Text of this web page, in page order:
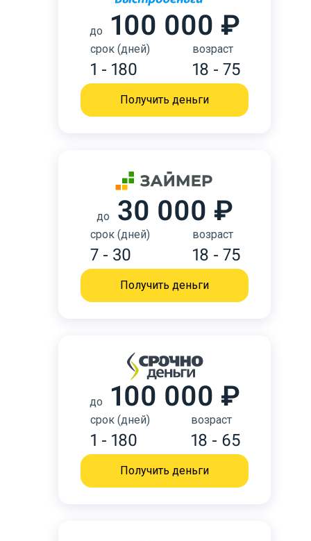
до 100 000 ₽
срок (дней)
1 - 180
возраст
18 - 75
Получить деньги
до 30 000 ₽
срок (дней)
7 - 30
возраст
18 - 75
Получить деньги
до 100 000 ₽
срок (дней)
1 - 180
возраст
18 - 65
Получить деньги